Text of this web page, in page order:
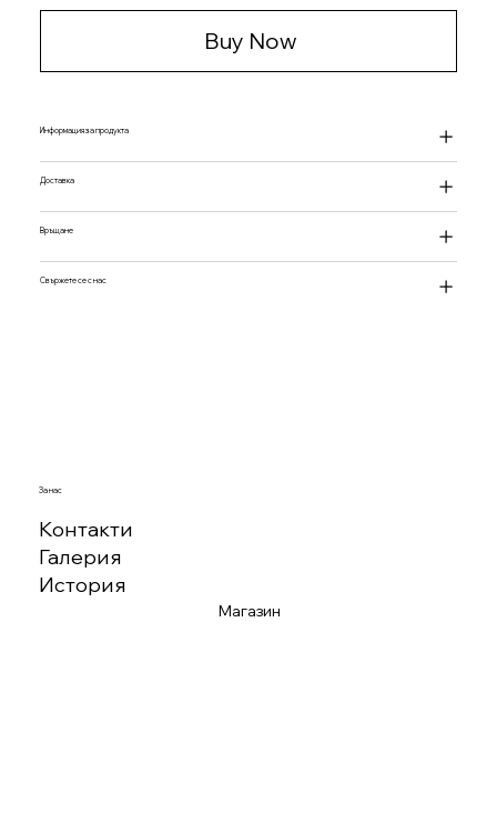
Buy Now
Информация за продукта
Доставка
Връщане
Свържете се с нас
За нас
Контакти
Галерия
История
Магазин